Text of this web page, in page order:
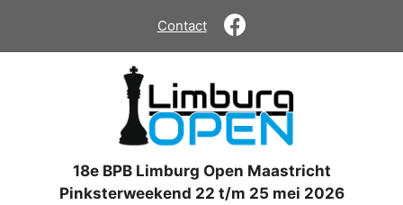
de
Contact
18e BPB Limburg Open Maastricht
Pinksterweekend 22 t/m 25 mei 2026